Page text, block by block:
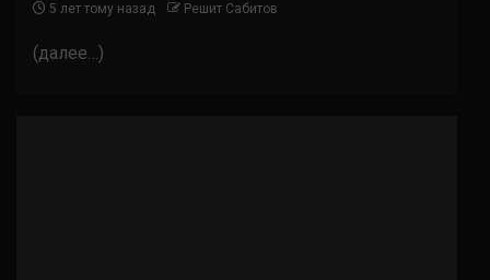
5 лет тому назад Решит Сабитов
(далее…)